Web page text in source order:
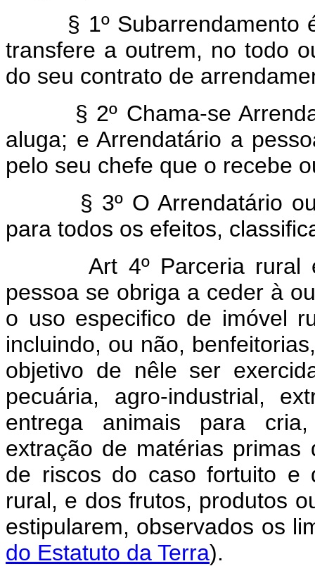
§ 1º Subarrendamento é
transfere a outrem, no todo
do seu contrato de
§ 2º Chama-se
aluga; e Arrendatário a
pelo seu chefe que o recebe
§ 3º O Arrendatário
para todos os efeitos,
Art 4º Parceria
pessoa se obriga a ceder à
o uso especifico de imóvel
incluindo, ou não,
objetivo de nêle ser
pecuária, agro-industrial,
entrega animais para
extração de matérias primas
de riscos do caso fortuito e
rural, e dos frutos, produtos
estipularem, observados os
do Estatuto da Terra).